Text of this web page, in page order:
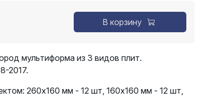
В корзину
мультиформа из 3 видов плит.
2017.
260х160 мм - 12 шт, 160х160 мм - 12 шт,